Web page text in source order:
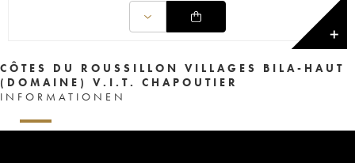
✕
CÔTES DU ROUSSILLON VILLAGES BILA-HAUT
(DOMAINE) V.I.T. CHAPOUTIER
INFORMATIONEN